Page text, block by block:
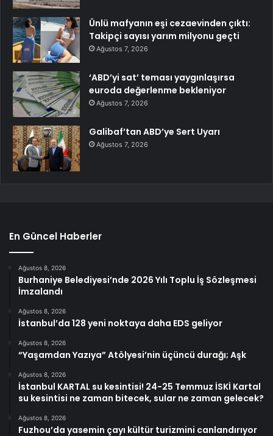
Ünlü mafyanın eşi cezaevinden çıktı:
Takipçi sayısı yarım milyonu geçti
Ağustos 7, 2026
‘ABD’yi sat’ teması yaygınlaşırsa
euroda değerlenme bekleniyor
Ağustos 7, 2026
Galibaf’tan ABD’ye Sert Uyarı
Ağustos 7, 2026
En Güncel Haberler
Ağustos 8, 2026
Burhaniye Belediyesi’nde 2026 Yılı Toplu İş Sözleşmesi
İmzalandı
Ağustos 8, 2026
İstanbul’da 128 yeni noktaya daha EDS geliyor
Ağustos 8, 2026
“Yaşamdan Yazıya” Atölyesi’nin üçüncü durağı; Aşk
Ağustos 8, 2026
İstanbul KARTAL su kesintisi! 24-25 Temmuz İSKİ Kartal
su kesintisi ne zaman bitecek, sular ne zaman gelecek?
Ağustos 8, 2026
Fuzhou’da yasemin çayı kültür turizmini canlandırıyor